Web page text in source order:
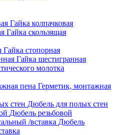
Гайка колпачковая
Гайка скользящая
Гайка стопорная
Гайка шестигранная
молотка
Герметик, монтажная
Дюбель для полых стен
Дюбель резьбовой
Дюбель